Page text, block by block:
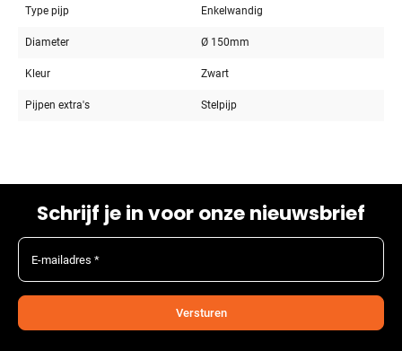
Type pijp Enkelwandig
Diameter Ø 150mm
Kleur Zwart
Pijpen extra's Stelpijp
Schrijf je in voor onze nieuwsbrief
E-mailadres *
Versturen